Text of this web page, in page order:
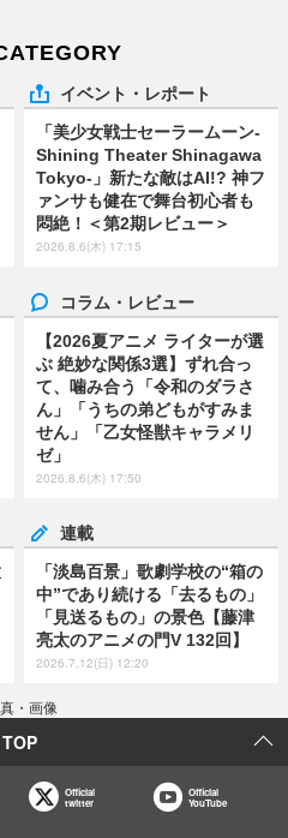
イベント・レポート
「美少女戦士セーラームーン-
Shining Theater Shinagawa
Tokyo-」新たな敵はAI!? 神フ
ァンサも健在で舞台初心者も
悶絶！＜第2期レビュー＞
2026.8.6(木) 17:15
コラム・レビュー
【2026夏アニメ ライターが選
ぶ 絶妙な関係3選】ずれ合っ
て、噛み合う「令和のダラさ
ん」「うちの弟どもがすみま
せん」「乙女怪獣キャラメリ
ゼ」
2026.8.6(木) 17:50
連載
「淡島百景」歌劇学校の“箱の
中”であり続ける「去るもの」
「見送るもの」の景色【藤津
亮太のアニメの門V 132回】
2026.7.12(日) 12:20
・画像
TOP
Official
twitter
Official
YouTube